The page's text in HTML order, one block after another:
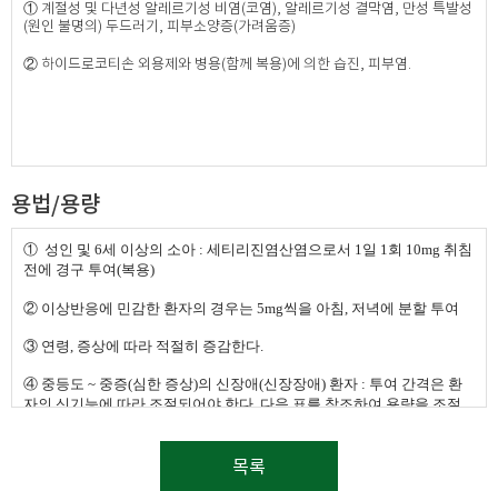
① 계절성 및 다년성 알레르기성 비염(코염), 알레르기성 결막염, 만성 특발성
(원인 불명의) 두드러기, 피부소양증(가려움증)
② 하이드로코티손 외용제와 병용(함께 복용)에 의한 습진, 피부염.​
용법/용량
① 성인 및 6세 이상의 소아 : 세티리진염산염으로서 1일 1회 10mg 취침
전에 경구 투여(복용)
② 이상반응에 민감한 환자의 경우는 5mg씩을 아침, 저녁에 분할 투여
③ 연령, 증상에 따라 적절히 증감한다.
④ 중등도 ~ 중증(심한 증상)의 신장애(신장장애) 환자 : 투여 간격은 환
자의 신기능에 따라 조절되어야 한다. 다음 표를 참조하여 용량을 조절
율 (CLcr)이 필요하다. CLcr (mL/min)은 다음 공식을 이용하여 혈청 크레
아티닌 (mg/dL) 측정치로부터 계산된다
목록